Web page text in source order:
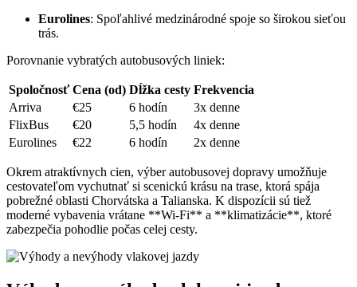
Eurolines: Spoľahlivé medzinárodné spoje so ⁣širokou sieťou
trás.
Porovnanie vybratých autobusových liniek:
Spoločnosť Cena (od) Dĺžka cesty Frekvencia
Arriva
€25 6 hodín
3x ​denne
FlixBus
€20 5,5 hodín
4x‍ denne
Eurolines
€22 6 hodín 2x denne
Okrem atraktívnych cien, výber autobusovej dopravy umožňuje
cestovateľom vychutnať si scenickú krásu na trase, ktorá⁣ spája
pobrežné oblasti Chorvátska a ‍Talianska. K⁣ dispozícii sú tiež
moderné vybavenia vrátane **Wi-Fi** a **klimatizácie**, ktoré
zabezpečia pohodlie počas⁤ celej cesty.